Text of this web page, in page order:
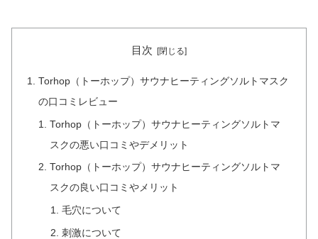
目次
Torhop（トーホップ）サウナヒーティングソルトマスク
の口コミレビュー
Torhop（トーホップ）サウナヒーティングソルトマ
スクの悪い口コミやデメリット
Torhop（トーホップ）サウナヒーティングソルトマ
スクの良い口コミやメリット
毛穴について
刺激について